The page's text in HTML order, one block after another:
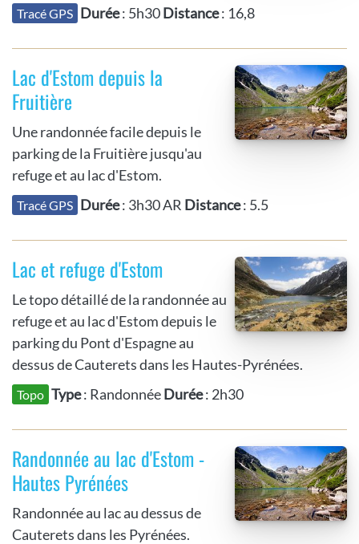
Tracé GPS Durée: 5h30Distance: 16,8
Lac d'Estom depuis la
Fruitière
Une randonnée facile depuis le
parking de la Fruitière jusqu'au
refuge et au lac d'Estom.
Tracé GPS Durée: 3h30 AR Distance: 5.5
Lac et refuge d'Estom
Le topo détaillé de la randonnée au
refuge et au lac d'Estom depuis le
parking du Pont d'Espagne au
dessus de Cauterets dans les Hautes-Pyrénées.
Topo Type: RandonnéeDurée: 2h30
Randonnée au lac d'Estom -
Hautes Pyrénées
Randonnée au lac au dessus de
Cauterets dans les Pyrénées.